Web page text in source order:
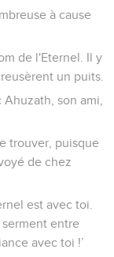
à cause
de l'Eternel. Il y
un puits.
son ami,
trouver, puisque
de chez
est avec toi.
serment entre
avec toi !’